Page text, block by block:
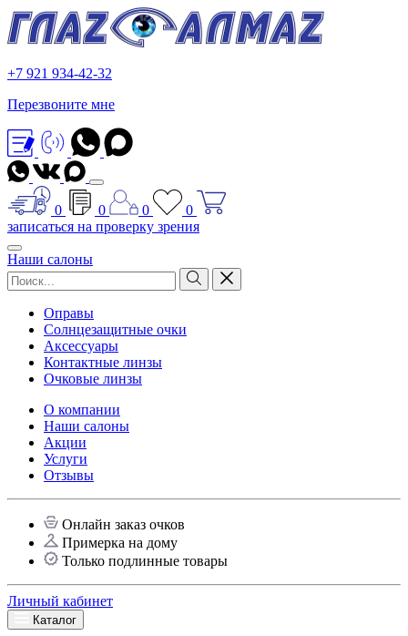
+7 921 934-42-32
Перезвоните мне
0 0 0
0
записаться на проверку зрения
Наши салоны
Оправы
Солнцезащитные очки
Аксессуары
Контактные линзы
Очковые линзы
О компании
Наши салоны
Акции
Услуги
Отзывы
Онлайн заказ очков
Примерка на дому
Только подлинные товары
Личный кабинет
Каталог